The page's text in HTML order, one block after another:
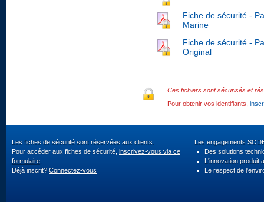
Fiche de sécurité -
Marine
Fiche de sécurité -
Original
Ces fichiers sont sécurisés et
Pour obtenir vos identifiants,
Les fiches de sécurité sont réservées aux clients.
Pour accéder aux fiches de sécurité, inscrivez-vous via ce
formulaire
Déjà inscrit? Connectez-vous
Les engagements
Des solutions
L'innovation produit
Le respect de